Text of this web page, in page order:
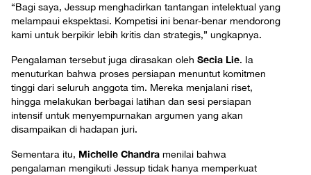
“Bagi saya, Jessup menghadirkan tantangan intelektual yang
melampaui ekspektasi. Kompetisi ini benar-benar mendorong
kami untuk berpikir lebih kritis dan strategis,” ungkapnya.
Pengalaman tersebut juga dirasakan oleh Secia Lie. Ia
menuturkan bahwa proses persiapan menuntut komitmen
tinggi dari seluruh anggota tim. Mereka menjalani riset,
hingga melakukan berbagai latihan dan sesi persiapan
intensif untuk menyempurnakan argumen yang akan
disampaikan di hadapan juri.
Sementara itu, Michelle Chandra menilai bahwa
pengalaman mengikuti Jessup tidak hanya memperkuat